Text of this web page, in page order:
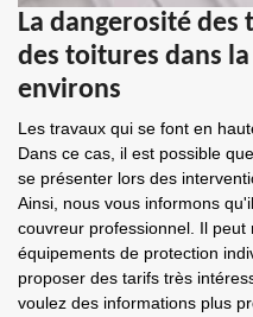
La dangerosité
des toitures dans
environs
Les travaux qui se font en
Dans ce cas, il est possible
se présenter lors des
Ainsi, nous vous informons
couvreur professionnel. Il peut
équipements de protection
proposer des tarifs très
voulez des informations plus